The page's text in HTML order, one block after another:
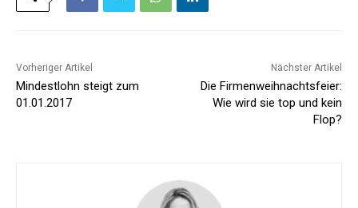
Vorheriger Artikel
Mindestlohn steigt zum
01.01.2017
Nächster Artikel
Die Firmenweihnachtsfeier:
Wie wird sie top und kein
Flop?